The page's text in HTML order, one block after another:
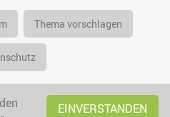
Thema vorschlagen
EINVERSTANDEN